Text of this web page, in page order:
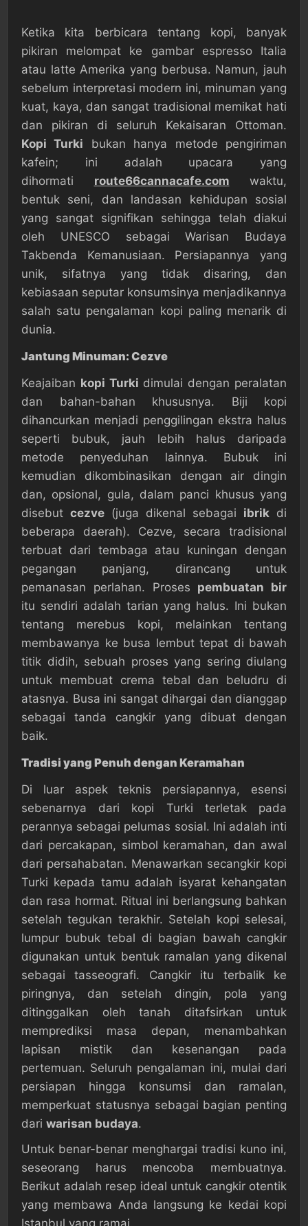
Ketika kita berbicara tentang kopi, banyak
pikiran melompat ke gambar espresso Italia
atau latte Amerika yang berbusa. Namun, jauh
sebelum interpretasi modern ini, minuman yang
kuat, kaya, dan sangat tradisional memikat hati
dan pikiran di seluruh Kekaisaran Ottoman.
Kopi Turki bukan hanya metode pengiriman
kafein; ini adalah upacara yang
dihormati route66cannacafe.com waktu,
bentuk seni, dan landasan kehidupan sosial
yang sangat signifikan sehingga telah diakui
oleh UNESCO sebagai Warisan Budaya
Takbenda Kemanusiaan. Persiapannya yang
unik, sifatnya yang tidak disaring, dan
kebiasaan seputar konsumsinya menjadikannya
salah satu pengalaman kopi paling menarik di
dunia.
Jantung Minuman: Cezve
Keajaiban kopi Turki dimulai dengan peralatan
dan bahan-bahan khususnya. Biji kopi
dihancurkan menjadi penggilingan ekstra halus
seperti bubuk, jauh lebih halus daripada
metode penyeduhan lainnya. Bubuk ini
kemudian dikombinasikan dengan air dingin
dan, opsional, gula, dalam panci khusus yang
disebut cezve (juga dikenal sebagai ibrik di
beberapa daerah). Cezve, secara tradisional
terbuat dari tembaga atau kuningan dengan
pegangan panjang, dirancang untuk
pemanasan perlahan. Proses pembuatan bir
itu sendiri adalah tarian yang halus. Ini bukan
tentang merebus kopi, melainkan tentang
membawanya ke busa lembut tepat di bawah
titik didih, sebuah proses yang sering diulang
untuk membuat crema tebal dan beludru di
atasnya. Busa ini sangat dihargai dan dianggap
sebagai tanda cangkir yang dibuat dengan
baik.
Tradisi yang Penuh dengan Keramahan
Di luar aspek teknis persiapannya, esensi
sebenarnya dari kopi Turki terletak pada
perannya sebagai pelumas sosial. Ini adalah inti
dari percakapan, simbol keramahan, dan awal
dari persahabatan. Menawarkan secangkir kopi
Turki kepada tamu adalah isyarat kehangatan
dan rasa hormat. Ritual ini berlangsung bahkan
setelah tegukan terakhir. Setelah kopi selesai,
lumpur bubuk tebal di bagian bawah cangkir
digunakan untuk bentuk ramalan yang dikenal
sebagai tasseografi. Cangkir itu terbalik ke
piringnya, dan setelah dingin, pola yang
ditinggalkan oleh tanah ditafsirkan untuk
memprediksi masa depan, menambahkan
lapisan mistik dan kesenangan pada
pertemuan. Seluruh pengalaman ini, mulai dari
persiapan hingga konsumsi dan ramalan,
memperkuat statusnya sebagai bagian penting
dari warisan budaya.
Untuk benar-benar menghargai tradisi kuno ini,
seseorang harus mencoba membuatnya.
Berikut adalah resep ideal untuk cangkir otentik
yang membawa Anda langsung ke kedai kopi
Istanbul yang ramai.